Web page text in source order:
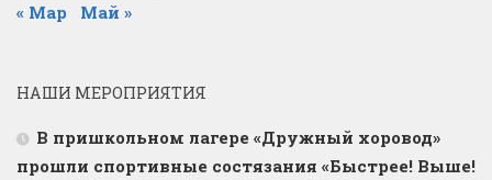
« Мар
Май »
НАШИ МЕРОПРИЯТИЯ
В пришкольном лагере «Дружный хоровод»
прошли спортивные состязания «Быстрее! Выше!